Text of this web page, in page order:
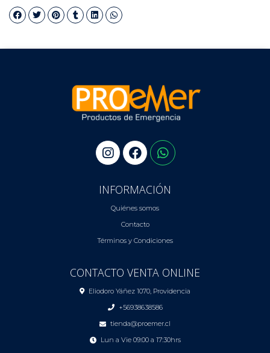
INFORMACIÓN
Quiénes somos
Contacto
Términos y Condiciones
CONTACTO VENTA ONLINE
Eliodoro Yáñez 1070, Providencia
+56938638586
tienda@proemer.cl
Lun a Vie 09:00 a 17:30hrs